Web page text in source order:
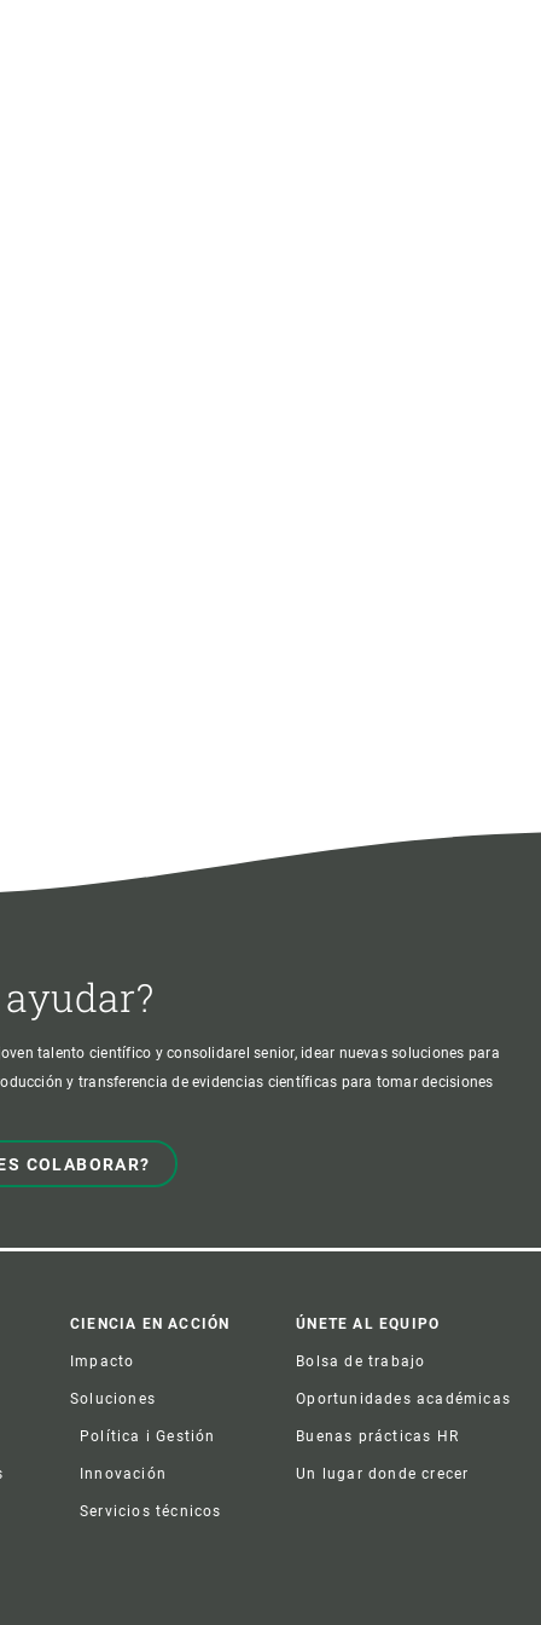
talento científico y consolidarel senior, idear nuevas soluciones para
y transferencia de evidencias científicas para tomar decisiones
COLABORAR?
CIENCIA EN ACCIÓN
Impacto
Soluciones
Política i Gestión
Innovación
Servicios técnicos
ÚNETE AL EQUIPO
Bolsa de trabajo
Oportunidades académicas
Buenas prácticas HR
Un lugar donde crecer